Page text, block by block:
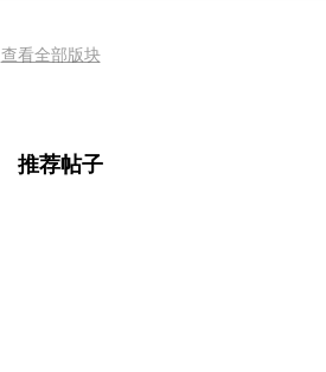
查看全部版块
推荐帖子